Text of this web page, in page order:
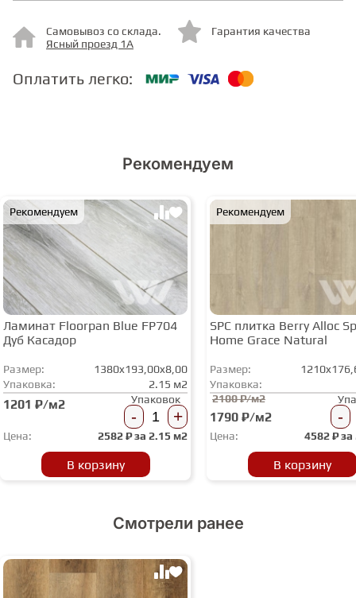
МИНЕРАЛЬНО-КАМЕННЫЙ
ЛАМИНАТ MSPC
ЛАМИНАТ SWF
Самовывоз со склада.
Ясный проезд 1А
Гарантия качества
Оплатить легко:
Рекомендуем
Рекомендуем
Ламинат Floorpan Blue FP704
Дуб Касадор
Размер:
1380x193,00x8,00
Упаковка:
2.15 м2
1201 ₽/м2 Упаковок
- +
Цена: 2582₽ за 2.15 м2
В корзину
Рекомендуем
SPC плитка Berry Alloc
Home Grace Natural
Размер:
Упаковка:
2100 ₽/м2
1790 ₽/м2 -
Цена: 4582₽ за
В корзину
Смотрели ранее